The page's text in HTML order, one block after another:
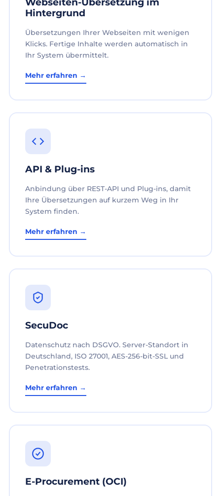
Hintergrund
Übersetzungen Ihrer Webseiten mit wenigen
Klicks. Fertige Inhalte werden automatisch in
Ihr System übermittelt.
Mehr erfahren →
API & Plug-ins
Anbindung über REST-API und Plug-ins, damit
Ihre Übersetzungen auf kurzem Weg in Ihr
System finden.
Mehr erfahren →
SecuDoc
Datenschutz nach DSGVO. Server-Standort in
Deutschland, ISO 27001, AES-256-bit-SSL und
Penetrationstests.
Mehr erfahren →
E-Procurement (OCI)